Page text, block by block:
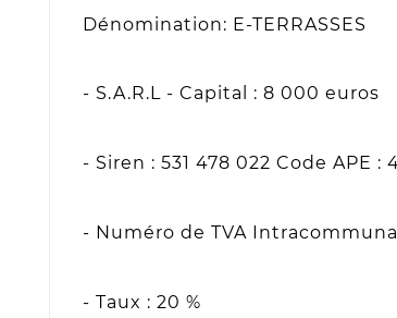
Dénomination: E-TERRASSES
- S.A.R.L - Capital : 8 000 euros
- Siren : 531 478 022 Code APE :
- Numéro de TVA
- Taux : 20 %